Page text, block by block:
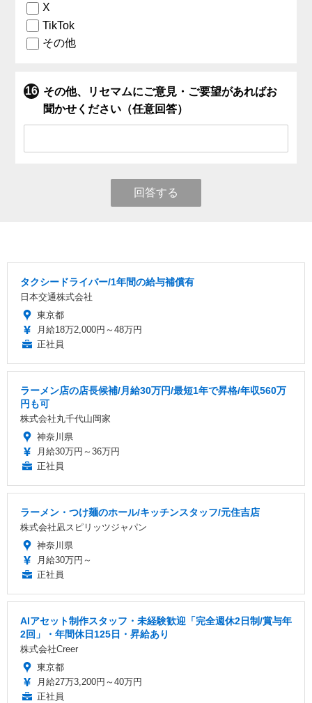
X
TikTok
その他
その他、リセマムにご意見・ご要望があればお
聞かせください（任意回答）
回答する
タクシードライバー/1年間の給与補償有
日本交通株式会社
東京都
月給18万2,000円～48万円
正社員
ラーメン店の店長候補/月給30万円/最短1年で昇格/年収560万
円も可
株式会社丸千代山岡家
神奈川県
月給30万円～36万円
正社員
ラーメン・つけ麺のホール/キッチンスタッフ/元住吉店
株式会社凪スピリッツジャパン
神奈川県
月給30万円～
正社員
AIアセット制作スタッフ・未経験歓迎「完全週休2日制/賞与年
2回」・年間休日125日・昇給あり
株式会社Creer
東京都
月給27万3,200円～40万円
正社員